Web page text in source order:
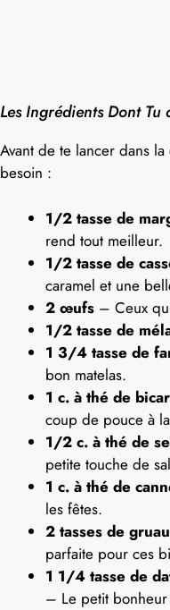
Les Ingrédients Dont Tu
Avant de te lancer dans
besoin :
1/2 tasse de
rend tout meilleur.
1/2 tasse de
caramel et une
2 œufs – Ceux
1/2 tasse de
1 3/4 tasse de
bon matelas.
1 c. à thé de
coup de pouce à
1/2 c. à thé de
petite touche de
1 c. à thé de
les fêtes.
2 tasses de
parfaite pour ces
1 1/4 tasse de
– Le petit